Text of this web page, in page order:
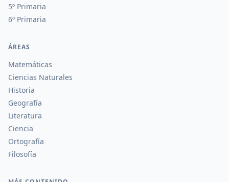
5º Primaria
6º Primaria
ÁREAS
Matemáticas
Ciencias Naturales
Historia
Geografía
Literatura
Ciencia
Ortografía
Filosofía